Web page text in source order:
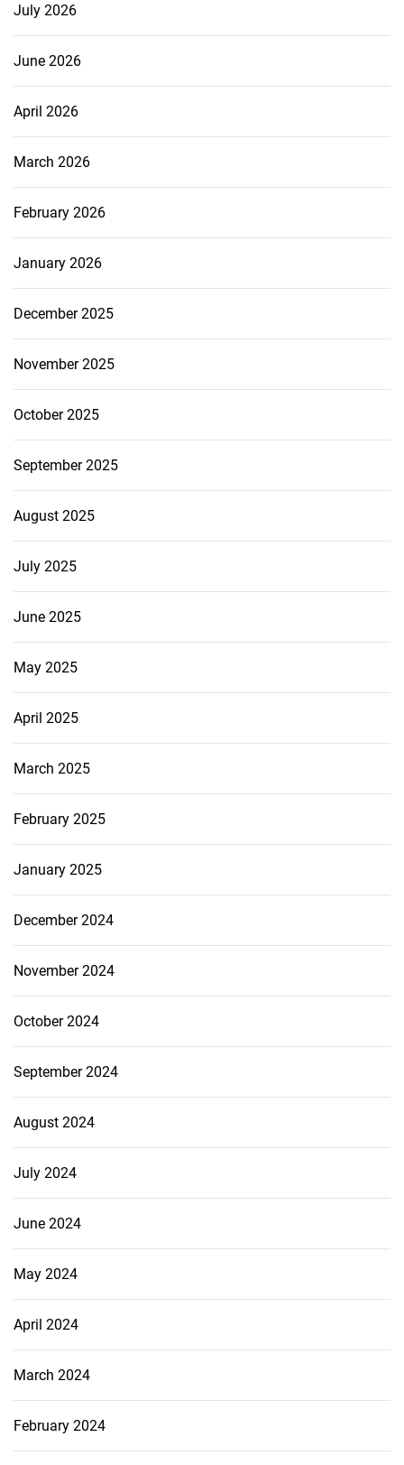
July 2026
June 2026
April 2026
March 2026
February 2026
January 2026
December 2025
November 2025
October 2025
September 2025
August 2025
July 2025
June 2025
May 2025
April 2025
March 2025
February 2025
January 2025
December 2024
November 2024
October 2024
September 2024
August 2024
July 2024
June 2024
May 2024
April 2024
March 2024
February 2024